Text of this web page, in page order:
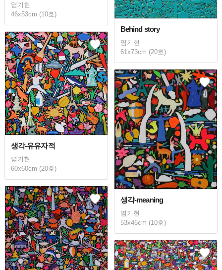
염기현
46x53cm (10호)
Behind story
염기현
61x73cm (20호)
생각-유유자적
염기현
60x60cm (20호)
생각-meaning
염기현
53x46cm (10호)